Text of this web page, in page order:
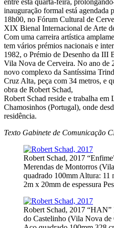
inauguração formal está agendada
18h00, no Fórum Cultural de
XIX Bienal Internacional de Arte
Com uma carreira artística
tem vários prémios nacionais e
1982, o Prémio de Desenho da III
Vila Nova de Cerveira. No ano de
novo complexo da Santíssima
Cruz Alta, peça com 34 metros, e
obra de Robert Schad,
Robert Schad reside e trabalha em
Chamosinhos (Portugal), onde
residência.
Texto Gabinete de Comunicação
Robert Schad, 2017
Merendas de Montorros
quadrado 100mm Altura: 11
2m x 20mm de espessura
Robert Schad, 2017 “HAN”
do Castelinho (Vila Nova de